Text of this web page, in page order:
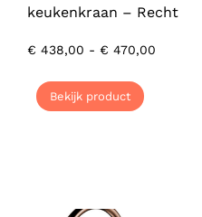
keukenkraan – Recht
€ 438,00 - € 470,00
Bekijk product